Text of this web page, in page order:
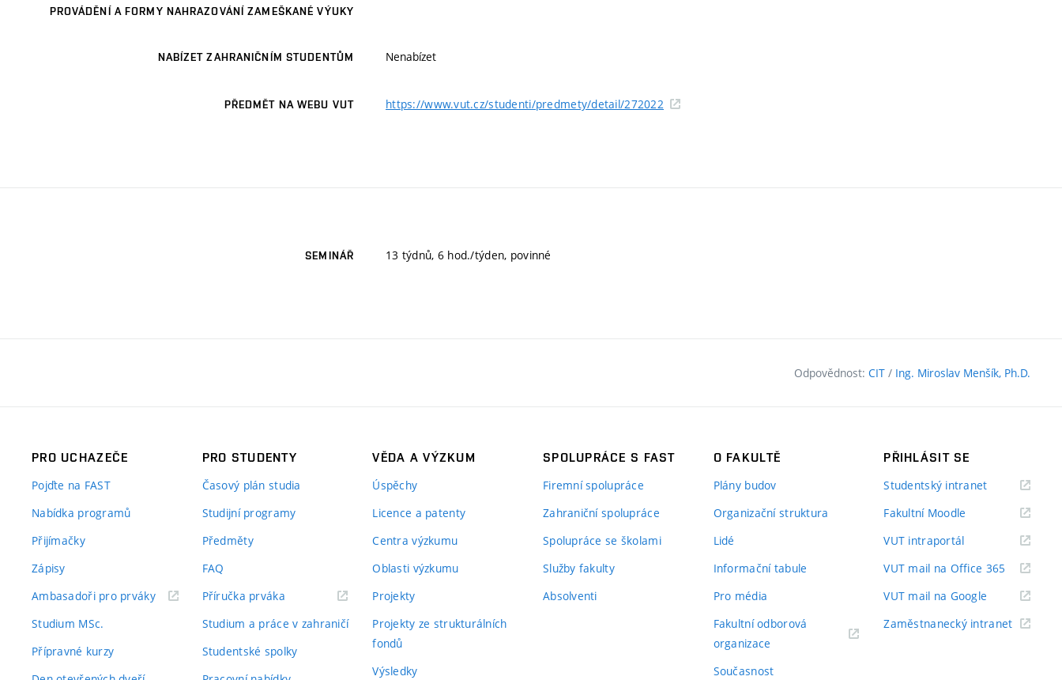
PROVÁDĚNÍ A FORMY NAHRAZOVÁNÍ ZAMEŠKANÉ VÝUKY
NABÍZET ZAHRANIČNÍM STUDENTŮM Nenabízet
PŘEDMĚT NA WEBU VUT https://www.vut.cz/studenti/predmety/detail/272022
SEMINÁŘ 13 týdnů, 6 hod./týden, povinné
Odpovědnost: CIT / Ing. Miroslav Menšík, Ph.D.
PRO UCHAZEČE
Pojďte na FAST
Nabídka programů
Přijímačky
Zápisy
Ambasadoři pro prváky(externí
Studium MSc.
Přípravné kurzy
PRO STUDENTY
Časový plán studia
Studijní programy
Předměty
FAQ
Příručka prváka(externí
Studium a práce v zahraničí
Studentské spolky
VĚDA A VÝZKUM
Úspěchy
Licence a patenty
Centra výzkumu
Oblasti výzkumu
Projekty
Projekty ze strukturálních
fondů
Výsledky
SPOLUPRÁCE S FAST
Firemní spolupráce
Zahraniční spolupráce
Spolupráce se školami
Služby fakulty
Absolventi
O FAKULTĚ
Plány budov
Organizační struktura
Lidé
Informační tabule
Pro média
Fakultní odborová
organizace
Současnost
PŘIHLÁSIT SE
Studentský intranet(externí
Fakultní Moodle
VUT intraportál(externí
VUT mail na Office 365 (externí
odkaz)
VUT mail na Google (externí
Zaměstnanecký intranet(externí